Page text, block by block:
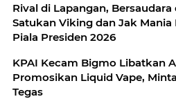
Rival di Lapangan,
Satukan Viking dan Jak
Piala Presiden 2026
KPAI Kecam Bigmo Libatkan
Promosikan Liquid Vape,
Tegas